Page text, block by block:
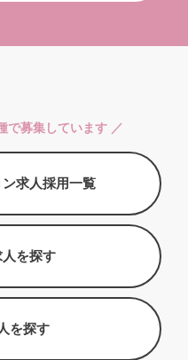
で募集しています ／
求人採用一覧
を探す
を探す